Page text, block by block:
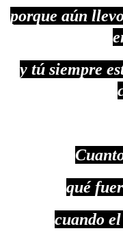
porque aún
y tú siempre
qué
cuando